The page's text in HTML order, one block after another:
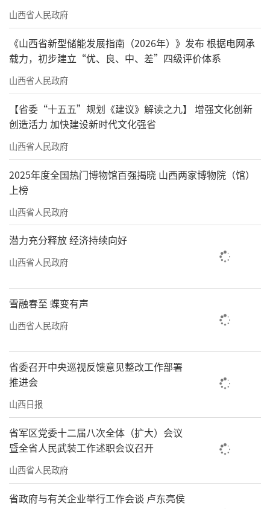
山西省人民政府
《山西省新型储能发展指南（2026年）》发布 根据电网承
载力，初步建立“优、良、中、差”四级评价体系
山西省人民政府
【省委“十五五”规划《建议》解读之九】 增强文化创新
创造活力 加快建设新时代文化强省
山西省人民政府
2025年度全国热门博物馆百强揭晓 山西两家博物院（馆）
上榜
山西省人民政府
潜力充分释放 经济持续向好
山西省人民政府
雪融春至 蝶变有声
山西省人民政府
省委召开中央巡视反馈意见整改工作部署
推进会
山西日报
省军区党委十二届八次全体（扩大）会议
暨全省人民武装工作述职会议召开
山西省人民政府
省政府与有关企业举行工作会谈 卢东亮侯